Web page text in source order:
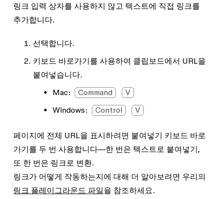
링크 입력 상자를 사용하지 않고 텍스트에 직접 링크를
추가합니다.
선택합니다.
키보드 바로가기를 사용하여 클립보드에서 URL을
붙여넣습니다.
Mac:
Command
V
Windows:
Control V
페이지에 전체 URL을 표시하려면 붙여넣기 키보드 바로
가기를 두 번 사용합니다—한 번은 텍스트로 붙여넣기,
또 한 번은 링크로 변환.
링크가 어떻게 작동하는지에 대해 더 알아보려면 우리의
링크 플레이그라운드 파일을 참조하세요.